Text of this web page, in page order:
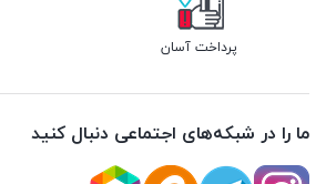
پرداخت آسان
ما را در شبکه‌های اجتماعی دنبال کنید